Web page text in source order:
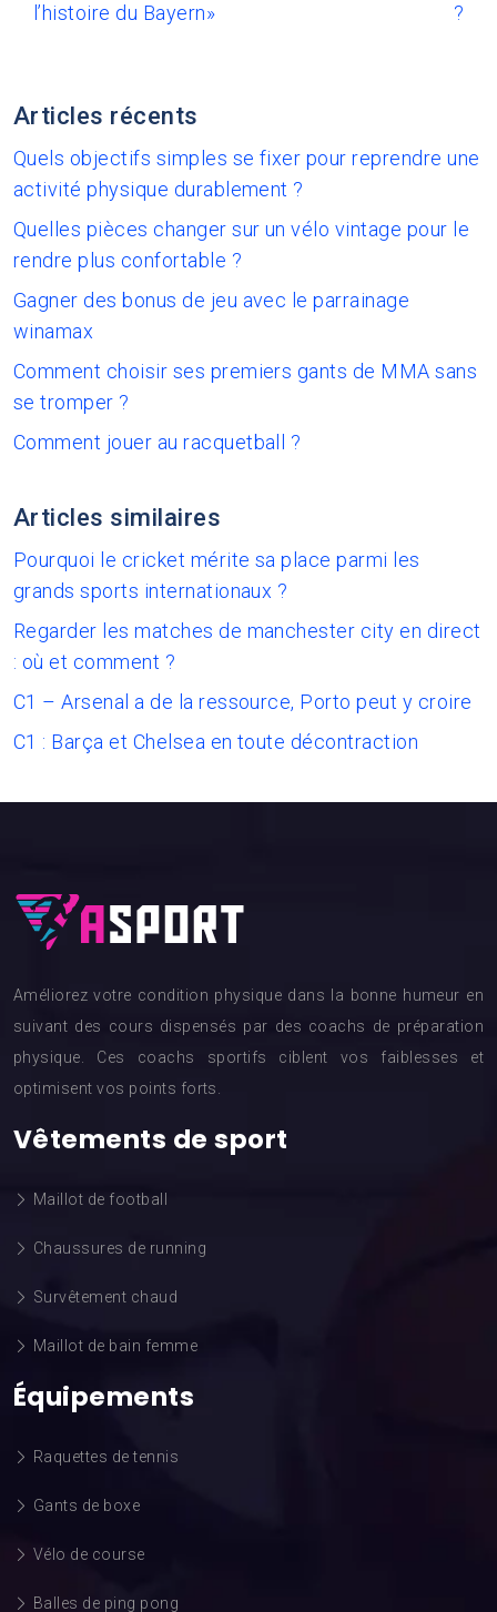
l’histoire du Bayern»
?
Articles récents
Quels objectifs simples se fixer pour reprendre une
activité physique durablement ?
Quelles pièces changer sur un vélo vintage pour le
rendre plus confortable ?
Gagner des bonus de jeu avec le parrainage
winamax
Comment choisir ses premiers gants de MMA sans
se tromper ?
Comment jouer au racquetball ?
Articles similaires
Pourquoi le cricket mérite sa place parmi les
grands sports internationaux ?
Regarder les matches de manchester city en direct
: où et comment ?
C1 – Arsenal a de la ressource, Porto peut y croire
C1 : Barça et Chelsea en toute décontraction
Améliorez votre condition physique dans la bonne humeur en
suivant des cours dispensés par des coachs de préparation
physique. Ces coachs sportifs ciblent vos faiblesses et
optimisent vos points forts.
Vêtements de sport
Maillot de football
Chaussures de running
Survêtement chaud
Maillot de bain femme
Équipements
Raquettes de tennis
Gants de boxe
Vélo de course
Balles de ping pong